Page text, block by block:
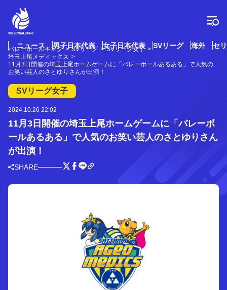
ニュース 男子日本代表 女子日本代表 SVリーグ 海外 セ
バレーボールキング SVリーグ
SVリーグ女子
埼玉上尾メディックス
11月3日開催の埼玉上尾ホームゲームに「バレーボールあるある」で人気の
お笑い芸人のさとゆりさんが出演！
SVリーグ女子
2024.10.26 22:02
11月3日開催の埼玉上尾ホームゲームに「バレーボ
ールあるある」で人気のお笑い芸人のさとゆりさん
が出演！
SHARE